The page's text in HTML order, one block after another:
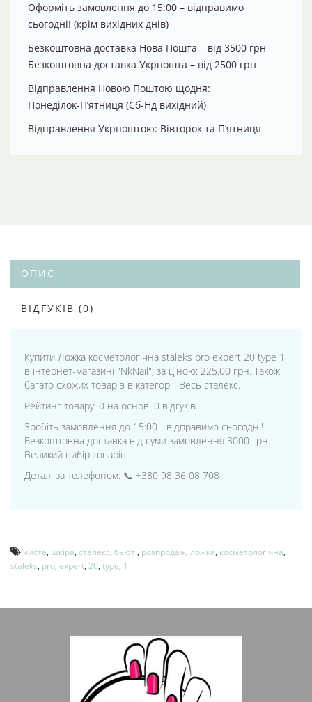
Оформіть замовлення до 15:00 – відправимо
сьогодні! (крім вихідних днів)
Безкоштовна доставка Нова Пошта – від 3500 грн
Безкоштовна доставка Укрпошта – від 2500 грн
Відправлення Новою Поштою щодня:
Понеділок-П’ятниця (Сб-Нд вихідний)
Відправлення Укрпоштою: Вівторок та П’ятниця
ОПИС
ВІДГУКІВ (0)
Купити Ложка косметологічна staleks pro expert 20 type 1
в інтернет-магазині "NkNail", за ціною: 225.00 грн. Також
багато схожих товарів в категорії: Весь сталекс.
Рейтинг товару: 0 на основі 0 відгуків.
Зробіть замовлення до 15:00 - відправимо сьогодні!
Безкоштовна доставка від суми замовлення 3000 грн.
Великий вибір товарів.
Деталі за телефоном: 📞 +380 98 36 08 708
чиста, шкіра, сталекс, бьюті, розпродаж, ложка, косметологічна,
staleks, pro, expert, 20, type, 1